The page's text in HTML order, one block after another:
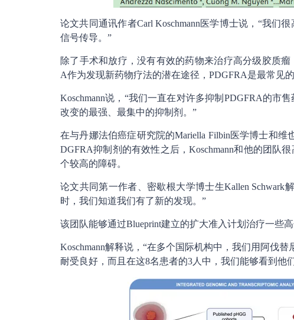
论文共同通讯作者Carl Koschmann医学博士说，“我们
信号传导。”
除了手术和放疗，没有有效的药物来治疗高分级胶质瘤
A作为发现新药物疗法的潜在途径，PDGFRA是最常见的
Koschmann说，“我们一直在对许多抑制PDGFRA的市
改变的最强、最集中的抑制剂。”
在与丹娜法伯癌症研究院的Mariella Filbin医学博士和维
DGFRA抑制剂的有效性之后，Koschmann和他的团队
个较高的障碍。
论文共同第一作者、密歇根大学博士生Kallen
时，我们知道我们有了新的发现。”
该团队能够通过Blueprint建立的扩大准入计划治疗一些
Koschmann解释说，“在多个国际机构中，我们用阿伐
耐受良好，而且在这8名患者的3人中，我们能够看到他